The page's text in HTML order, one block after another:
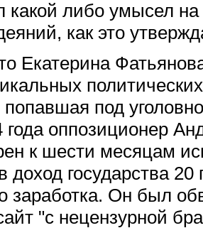
какой либо умысел
как это
Екатерина
попавшая под
года оппозиционер
к шести месяцам
доход государства 20
заработка. Он был
"с нецензурной